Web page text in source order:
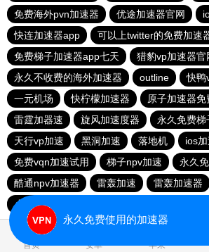
免费海外pvn加速器
优途加速器官网
快连加速器app
可以上twitter的免费加速
免费梯子加速器app七天
猎豹vp加速器官
永久不收费的海外加速器
outline
快鸭
一元机场
快柠檬加速器
原子加速器免
雷霆加器速
旋风加速度器
永久免费
天行vp加速
黑洞加速 落地机
ios
免费vqn加速试用
梯子npv加速
永久
酷通npv加速器
雷轰加速
雷轰加速器
小猫咪ciash加速器
首页 安卓 苹果
永久免费使用的加速器